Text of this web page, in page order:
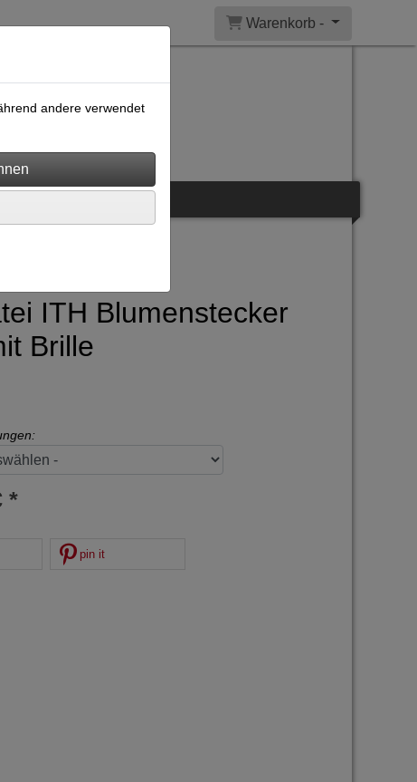
Warenkorb -
ITH Blumenstecker
Brille
*
pin it
andere verwendet